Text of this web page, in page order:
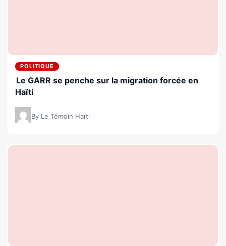
POLITIQUE
Le GARR se penche sur la migration forcée en
Haïti
By Le Témoin Haïti